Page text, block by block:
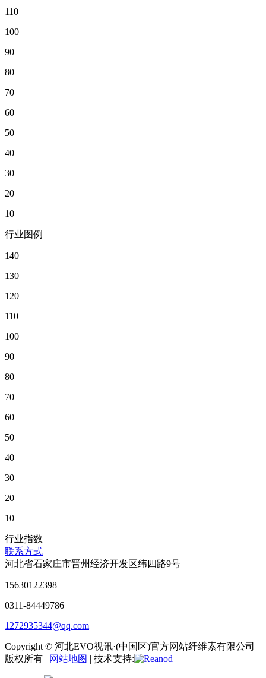
110
100
90
80
70
60
50
40
30
20
10
行业图例
140
130
120
110
100
90
80
70
60
50
40
30
20
10
行业指数
联系方式
河北省石家庄市晋州经济开发区纬四路9号
15630122398
0311-84449786
1272935344@qq.com
Copyright © 河北EVO视讯·(中国区)官方网站纤维素有限公司
版权所有 | 网站地图 | 技术支持: |